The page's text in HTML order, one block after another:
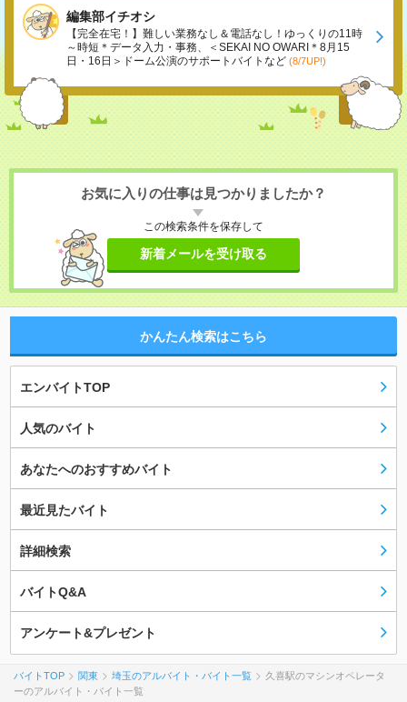
編集部イチオシ
【完全在宅！】難しい業務なし＆電話なし！ゆっくりの11時
～時短＊データ入力・事務、＜SEKAI NO OWARI＊8月15
日・16日＞ドーム公演のサポートバイトなど (8/7UP!)
お気に入りの仕事は見つかりましたか？
この検索条件を保存して
新着メールを受け取る
かんたん検索はこちら
エンバイトTOP
人気のバイト
あなたへのおすすめバイト
最近見たバイト
詳細検索
バイトQ&A
アンケート&プレゼント
バイトTOP 関東 埼玉のアルバイト・バイト一覧
久喜駅のマシンオペレータ
ーのアルバイト・バイト一覧